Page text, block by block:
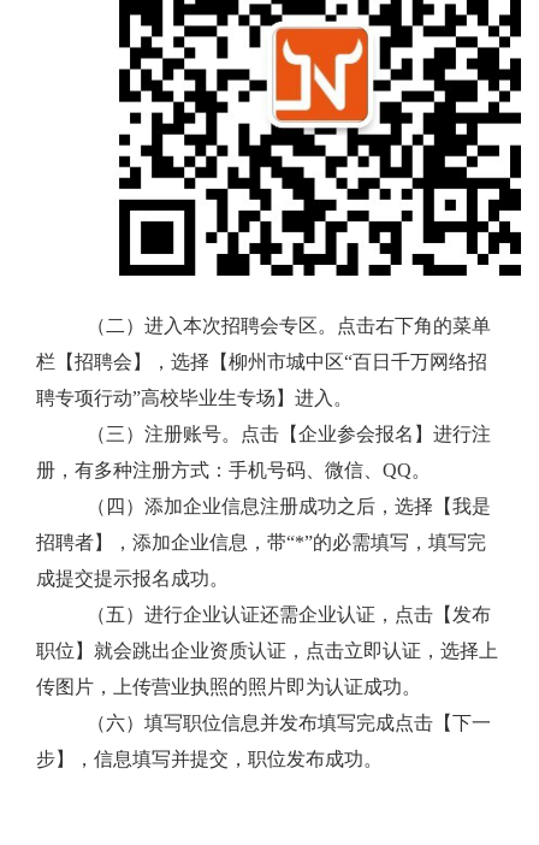
（二）进入本次招聘会专区。点击右下角的菜单
栏【招聘会】，选择【柳州市城中区“百日千万网络招
聘专项行动”高校毕业生专场】进入。
（三）注册账号。点击【企业参会报名】进行注
册，有多种注册方式：手机号码、微信、 QQ。
（四）添加企业信息注册成功之后，选择【我是
招聘者】，添加企业信息，带“*”的必需填写，填写完
成提交提示报名成功。
（五）进行企业认证还需企业认证，点击【发布
职位】就会跳出企业资质认证，点击立即认证，选择上
传图片，上传营业执照的照片即为认证成功。
（六）填写职位信息并发布填写完成点击【下一
步】，信息填写并提交，职位发布成功。